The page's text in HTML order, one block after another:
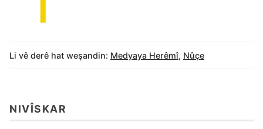
Li vê derê hat weşandin: Medyaya Herêmî, Nûçe
NIVÎSKAR